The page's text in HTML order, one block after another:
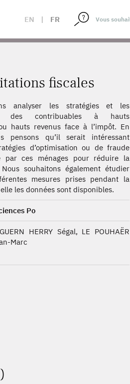
EN | FR
fiscales
analyser les stratégies et les
des contribuables à hauts
hauts revenus face à l’impôt. En
pensons qu’il serait intéressant
d’optimisation ou de fraude
par ces ménages pour réduire la
souhaitons également étudier
mesures prises pendant la
les données sont disponibles.
Po
HERRY Ségal, LE POUHAËR
Marc